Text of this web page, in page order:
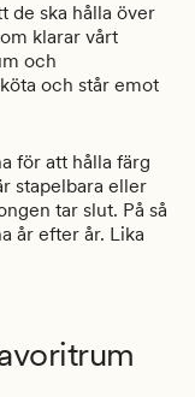
de ska hålla över
klarar vårt
och
och står emot
för att hålla färg
stapelbara eller
tar slut. På så
år efter år. Lika